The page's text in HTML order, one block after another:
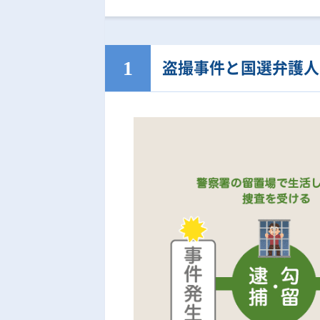
盗撮事件と国選弁護